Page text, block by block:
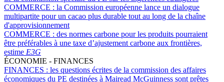
COMMERCE : la Commission européenne lance un dialogue
multipartite pour un cacao plus durable tout au long de la chaîne
d'approvisionnement
COMMERCE : des normes carbone pour les produits pourraient
être préférables à une taxe d’ajustement carbone aux frontières,
estime E3G
ÉCONOMIE - FINANCES
FINANCES : les questions écrites de la commission des affaires
économiques du PE destinées à Mairead McGuinness sont prêtes